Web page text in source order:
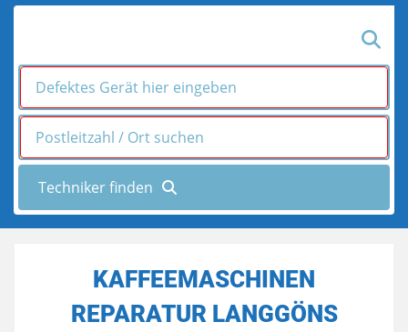
KAFFEEMASCHINEN
REPARATUR LANGGÖNS